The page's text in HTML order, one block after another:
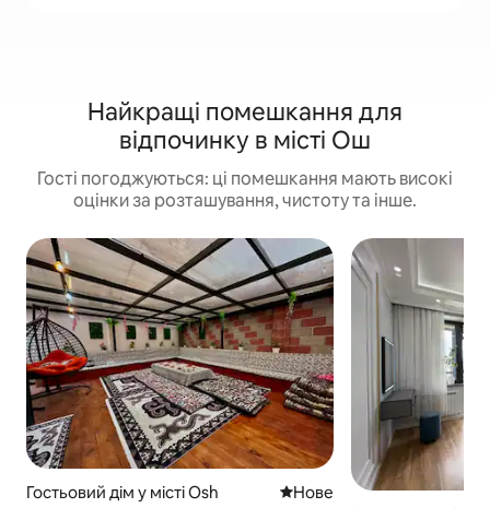
Найкращі помешкання для
відпочинку в місті Ош
Гості погоджуються: ці помешкання мають високі
оцінки за розташування, чистоту та інше.
Гостьовий дім у місті Osh Нове місце для
Нове